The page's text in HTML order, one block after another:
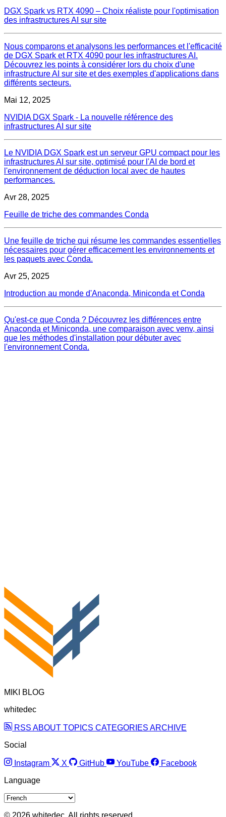
DGX Spark vs RTX 4090 – Choix réaliste pour l'optimisation
des infrastructures AI sur site
Nous comparons et analysons les performances et l'efficacité
de DGX Spark et RTX 4090 pour les infrastructures AI.
Découvrez les points à considérer lors du choix d'une
infrastructure AI sur site et des exemples d'applications dans
différents secteurs.
Mai 12, 2025
NVIDIA DGX Spark - La nouvelle référence des
infrastructures AI sur site
Le NVIDIA DGX Spark est un serveur GPU compact pour les
infrastructures AI sur site, optimisé pour l'AI de bord et
l'environnement de déduction local avec de hautes
performances.
Avr 28, 2025
Feuille de triche des commandes Conda
Une feuille de triche qui résume les commandes essentielles
nécessaires pour gérer efficacement les environnements et
les paquets avec Conda.
Avr 25, 2025
Introduction au monde d'Anaconda, Miniconda et Conda
Qu'est-ce que Conda ? Découvrez les différences entre
Anaconda et Miniconda, une comparaison avec venv, ainsi
que les méthodes d'installation pour débuter avec
l'environnement Conda.
MIKI BLOG
whitedec
RSS ABOUT TOPICS CATEGORIES ARCHIVE
Social
Instagram X GitHub YouTube
Facebook
Language
© 2026 whitedec. All rights reserved.